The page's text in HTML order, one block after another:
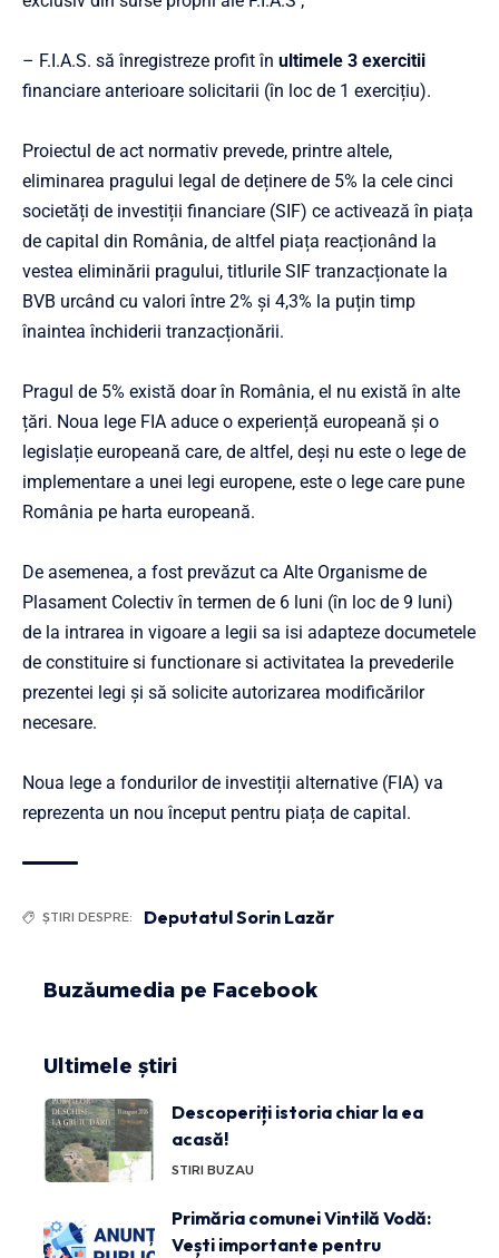
– F.I.A.S. să înregistreze profit în ultimele 3 exercitii
financiare anterioare solicitarii (în loc de 1 exercițiu).
Proiectul de act normativ prevede, printre altele,
eliminarea pragului legal de deținere de 5% la cele cinci
societăți de investiții financiare (SIF) ce activează în piața
de capital din România, de altfel piața reacționând la
vestea eliminării pragului, titlurile SIF tranzacționate la
BVB urcând cu valori între 2% și 4,3% la puțin timp
înaintea închiderii tranzacționării.
Pragul de 5% există doar în România, el nu există în alte
țări. Noua lege FIA aduce o experiență europeană și o
legislație europeană care, de altfel, deși nu este o lege de
implementare a unei legi europene, este o lege care pune
România pe harta europeană.
De asemenea, a fost prevăzut ca Alte Organisme de
Plasament Colectiv în termen de 6 luni (în loc de 9 luni)
de la intrarea in vigoare a legii sa isi adapteze documetele
de constituire si functionare si activitatea la prevederile
prezentei legi şi să solicite autorizarea modificărilor
necesare.
Noua lege a fondurilor de investiții alternative (FIA) va
reprezenta un nou început pentru piața de capital.
ȘTIRI DESPRE: Deputatul Sorin Lazăr
Buzăumedia pe Facebook
Ultimele știri
Descoperiți istoria chiar la ea
acasă!
STIRI BUZAU
Primăria comunei Vintilă Vodă:
Vești importante pentru